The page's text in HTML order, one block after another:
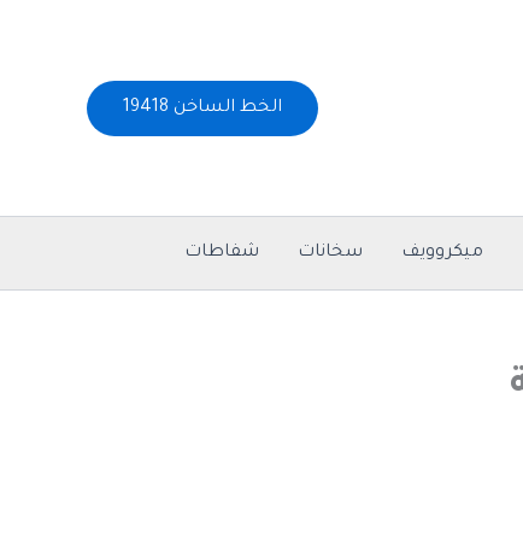
الخط الساخن 19418
ميكروويف سخانات شفاطات